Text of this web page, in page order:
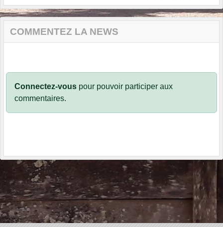
COMMENTEZ LA NEWS
Connectez-vous pour pouvoir participer aux
commentaires.